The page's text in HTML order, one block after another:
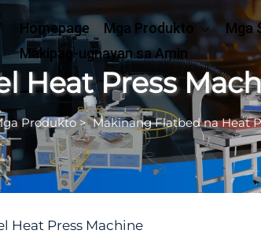
Homepage Mga Produkto Mga
Makipag-ugnayan sa Amin
Heat Press
Produkto>Makinang Flatbed na Heat
Heat Press Machine